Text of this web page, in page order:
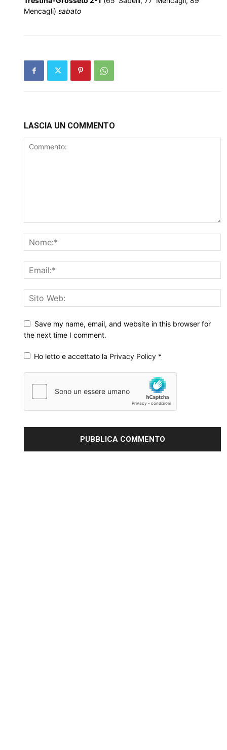
Mencagli) sabato
LASCIA UN COMMENTO
Save my name, email, and website in this browser for
the next time I comment.
Ho letto e accettato la Privacy Policy *